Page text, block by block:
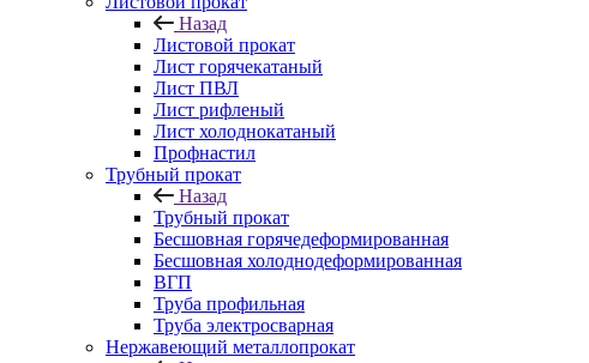
Назад
Листовой прокат
Лист горячекатаный
Лист ПВЛ
Лист рифленый
Лист холоднокатаный
Профнастил
Трубный прокат
Назад
Трубный прокат
Бесшовная горячедеформированная
Бесшовная холоднодеформированная
ВГП
Труба профильная
Труба электросварная
Нержавеющий металлопрокат